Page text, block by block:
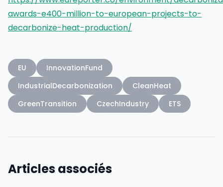
awards-e400-million-to-european-projects-to-
decarbonize-heat-production/
EU
InnovationFund
IndustrialDecarbonization
CleanHeat
GreenTransition
CzechIndustry ETS
Articles associés